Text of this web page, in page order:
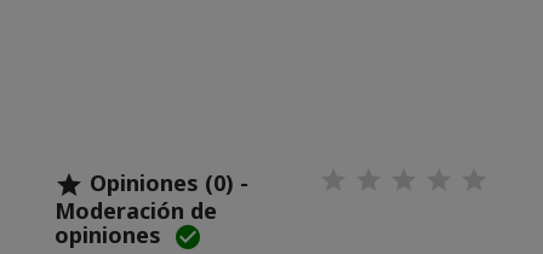
 Opiniones (0) -
Moderación de
opiniones 